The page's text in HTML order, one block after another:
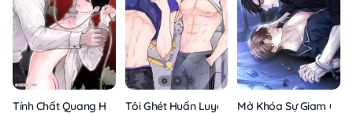
Tính Chất Quang Học
Tôi Ghét Huấn Luyện ViênMở Khóa Sự Giam